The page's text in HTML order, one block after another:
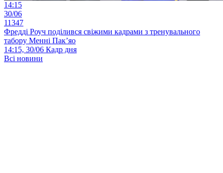
14:15
30/06
11347
Фредді Роуч поділився свіжими кадрами з тренувального
табору Менні Пак’яо
14:15, 30/06 Кадр дня
Всі новини